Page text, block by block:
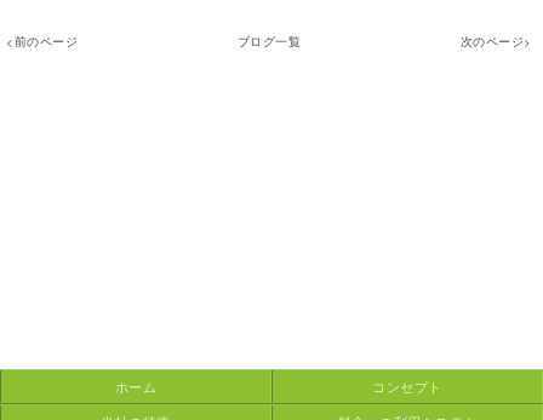
<前のページ ブログ一覧 次のページ>
ホーム
コンセプト